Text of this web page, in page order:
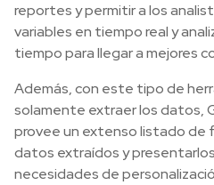
reportes y permitir a los
variables en tiempo real y
tiempo para llegar a mejores
Además, con este tipo de
solamente extraer los datos,
provee un extenso listado de
datos extraídos y
necesidades de